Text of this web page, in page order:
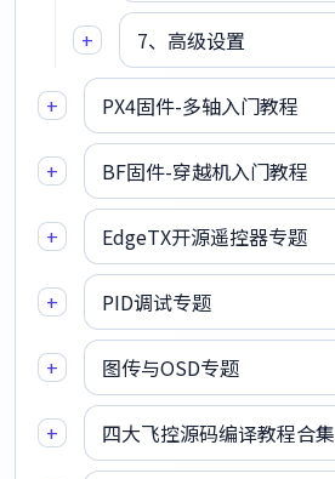
+ 7、高级设置
+ PX4固件-多轴入门教程
+ BF固件-穿越机入门教程
+ EdgeTX开源遥控器专题
+ PID调试专题
+ 图传与OSD专题
+ 四大飞控源码编译教程合集